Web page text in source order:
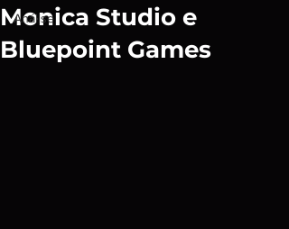
Análise
Monica Studio e
Bluepoint Games